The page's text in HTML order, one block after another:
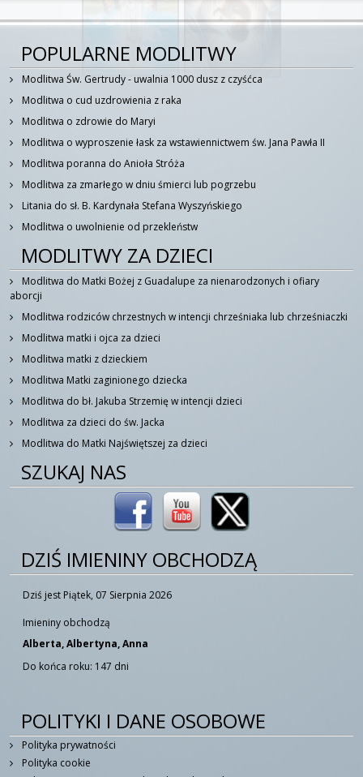
POPULARNE MODLITWY
Modlitwa Św. Gertrudy - uwalnia 1000 dusz z czyśćca
Modlitwa o cud uzdrowienia z raka
Modlitwa o zdrowie do Maryi
Modlitwa o wyproszenie łask za wstawiennictwem św. Jana Pawła II
Modlitwa poranna do Anioła Stróża
Modlitwa za zmarłego w dniu śmierci lub pogrzebu
Litania do sł. B. Kardynała Stefana Wyszyńskiego
Modlitwa o uwolnienie od przekleństw
MODLITWY ZA DZIECI
Modlitwa do Matki Bożej z Guadalupe za nienarodzonych i ofiary
aborcji
Modlitwa rodziców chrzestnych w intencji chrześniaka lub chrześniaczki
Modlitwa matki i ojca za dzieci
Modlitwa matki z dzieckiem
Modlitwa Matki zaginionego dziecka
Modlitwa do bł. Jakuba Strzemię w intencji dzieci
Modlitwa za dzieci do św. Jacka
Modlitwa do Matki Najświętszej za dzieci
SZUKAJ NAS
DZIŚ IMIENINY OBCHODZĄ
Dziś jest Piątek, 07 Sierpnia 2026
Imieniny obchodzą
Alberta, Albertyna, Anna
Do końca roku: 147 dni
POLITYKI I DANE OSOBOWE
Polityka prywatności
Polityka cookie